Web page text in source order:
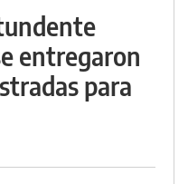
entregaron
para